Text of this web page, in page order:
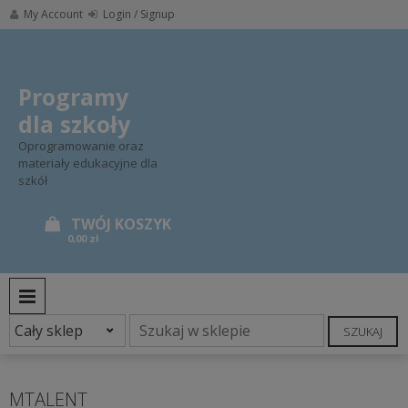
Skip
to
My Account Login / Signup
Programy
dla szkoły
Oprogramowanie oraz
materiały edukacyjne dla
szkół
0,00 zł
SZUKAJ
MTALENT